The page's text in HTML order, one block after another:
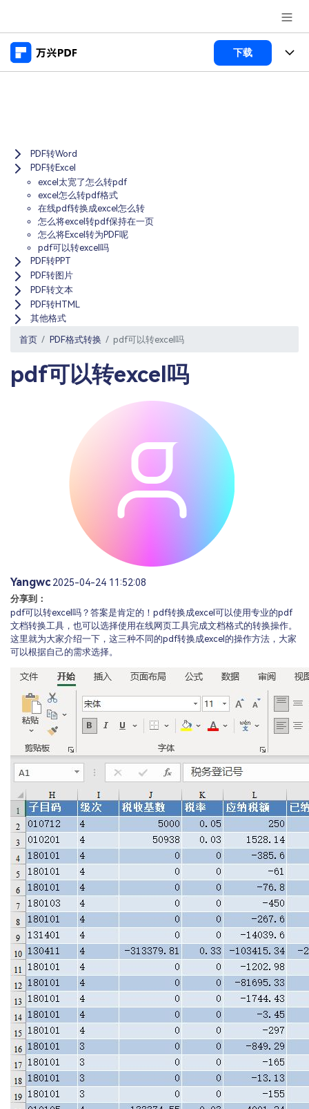
推荐产品
关于万兴
加入我们
帮助中心
下载
万兴PDF Windows版
万兴PDF Mac版
移动端
万兴PDF 安卓版
万兴PDF iOS版
PDF开发工具
万兴PDF SDK
PDF新功能
PDF编辑器
PDF合并工具
PDF转换器
PDF加密
PDF文件压缩
PDF签名
PDF批量工具
商业合作
学校&教育
企业采购
经销商招募
产品支持
用户指南
常见问题
产品信息
查看更多 >
登录
PDF转Word
PDF转Excel
excel太宽了怎么转pdf
excel怎么转pdf格式
在线pdf转换成excel怎么转
怎么将excel转pdf保持在一页
怎么将Excel转为PDF呢
pdf可以转excel吗
PDF转PPT
PDF转图片
PDF转文本
PDF转HTML
其他格式
首页 PDF格式转换 pdf可以转excel吗
pdf可以转excel吗
Yangwc 2025-04-24 11:52:08
分享到：
pdf可以转excel吗？答案是肯定的！pdf转换成excel可以使用专业的pdf
文档转换工具，也可以选择使用在线网页工具完成文档格式的转换操作。
这里就为大家介绍一下，这三种不同的pdf转换成excel的操作方法，大家
可以根据自己的需求选择。